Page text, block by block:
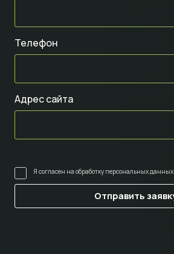
Телефон
Адрес сайта
Я согласен на обработку персональных данных